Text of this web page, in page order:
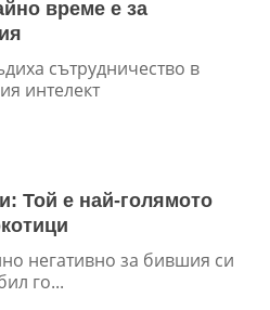
време е за
сътрудничество в
интелект
Той е най-голямото
негативно за бившия си
го...